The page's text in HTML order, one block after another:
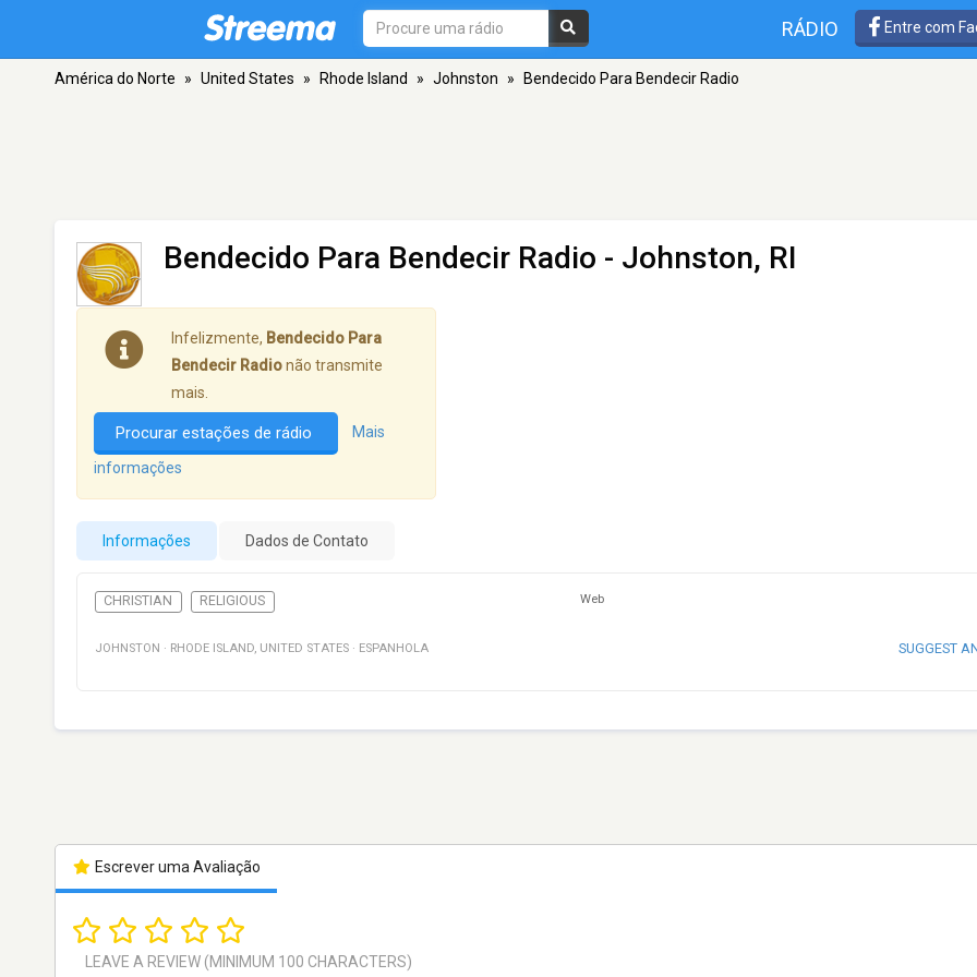
RÁDIO Entre com
América do Norte » United States » Rhode Island » Johnston » Bendecido Para Bendecir Radio
Bendecido Para Bendecir Radio - Johnston, RI
Infelizmente, Bendecido Para
Bendecir Radionão transmite
mais.
Procurar estações de rádio Mais
informações
Informações Dados de Contato
CHRISTIAN RELIGIOUS Web
JOHNSTON · RHODE ISLAND, UNITED STATES · ESPANHOLA SUGGEST
Escrever uma Avaliação